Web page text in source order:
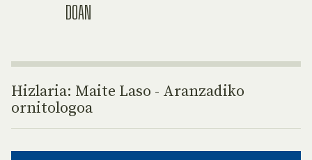
DOAN
Hizlaria: Maite Laso - Aranzadiko
ornitologoa